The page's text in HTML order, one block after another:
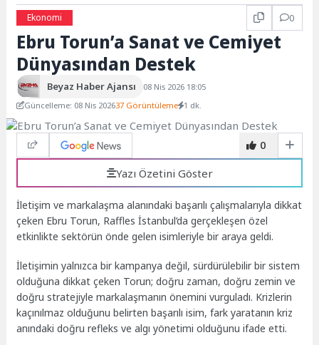
Ekonomi
0
Ebru Torun’a Sanat ve Cemiyet
Dünyasından Destek
Beyaz Haber Ajansı
08 Nis 2026 18:05
Güncelleme: 08 Nis 202637 Görüntüleme 1 dk.
0
Yazı Özetini Göster
İletişim ve markalaşma alanındaki başarılı çalışmalarıyla dikkat
çeken Ebru Torun, Raffles İstanbul’da gerçekleşen özel
etkinlikte sektörün önde gelen isimleriyle bir araya geldi.
İletişimin yalnızca bir kampanya değil, sürdürülebilir bir sistem
olduğuna dikkat çeken Torun; doğru zaman, doğru zemin ve
doğru stratejiyle markalaşmanın önemini vurguladı. Krizlerin
kaçınılmaz olduğunu belirten başarılı isim, fark yaratanın kriz
anındaki doğru refleks ve algı yönetimi olduğunu ifade etti.